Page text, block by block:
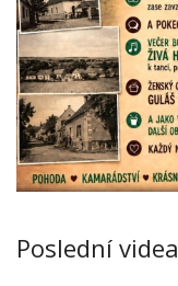
Poslední videa